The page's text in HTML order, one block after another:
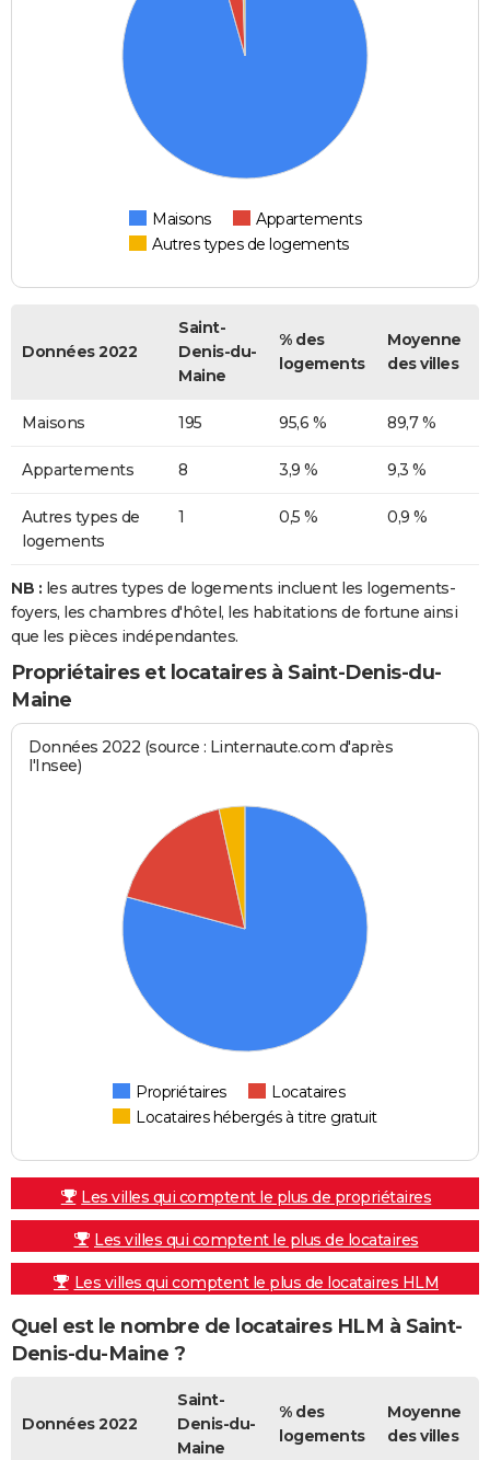
Maisons
Appartements
Autres types de logements
Données 2022
Saint-
Denis-du-
Maine
% des
logements
Moyenne
des villes
Maisons 195 95,6 % 89,7 %
Appartements 8 3,9 % 9,3 %
Autres types de
logements
1 0,5 % 0,9 %
NB : les autres types de logements incluent les logements-
foyers, les chambres d'hôtel, les habitations de fortune ainsi
que les pièces indépendantes.
Propriétaires et locataires à Saint-Denis-du-
Maine
Données 2022 (source : Linternaute.com d'après
l'Insee)
Propriétaires
Locataires
Locataires hébergés à titre gratuit
Les villes qui comptent le plus de propriétaires
Les villes qui comptent le plus de locataires
Les villes qui comptent le plus de locataires HLM
Quel est le nombre de locataires HLM à Saint-
Denis-du-Maine ?
Données 2022
Saint-
Denis-du-
Maine
% des
logements
Moyenne
des villes